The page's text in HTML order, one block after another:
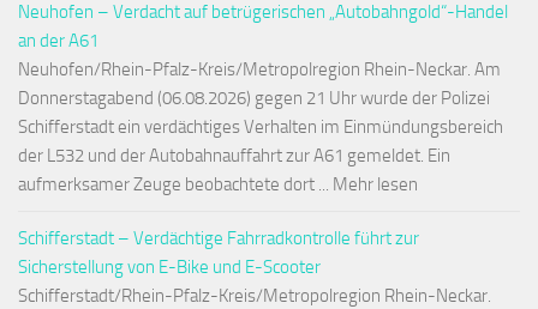
Neuhofen – Verdacht auf betrügerischen „Autobahngold“-Handel
an der A61
Neuhofen/Rhein-Pfalz-Kreis/Metropolregion Rhein-Neckar. Am
Donnerstagabend (06.08.2026) gegen 21 Uhr wurde der Polizei
Schifferstadt ein verdächtiges Verhalten im Einmündungsbereich
der L532 und der Autobahnauffahrt zur A61 gemeldet. Ein
aufmerksamer Zeuge beobachtete dort ... Mehr lesen
Schifferstadt – Verdächtige Fahrradkontrolle führt zur
Sicherstellung von E-Bike und E-Scooter
Schifferstadt/Rhein-Pfalz-Kreis/Metropolregion Rhein-Neckar.